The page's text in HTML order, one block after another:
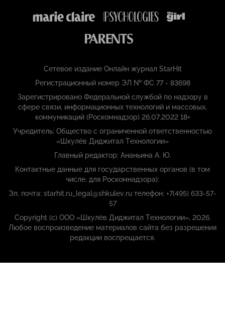
Сетевое издание Онлайн журнал StarHit
Регистрационный номер ЭЛ № ФС 77 - 83698
Зарегистрировано Федеральной службой по надзору в
сфере связи, информационных технологий и массовых,
коммуникаций (Роскомнадзор) 26.07.2022 18+
Учредитель: Общество с ограниченной ответственностью
«Шкулёв Диджитал Технологии»
Главный редактор: Ананьина А. Ю.
Контактные данные для государственных органов (в том
числе, для Роскомнадзора):
Эл. почта: starhit.ru_legal@shkulev.ru телефон: +7(495) 633-57-
57
Copyright (с) ООО «Шкулёв Диджитал Технологии», 2026.
Любое воспроизведение материалов сайта без разрешения
редакции воспрещается.